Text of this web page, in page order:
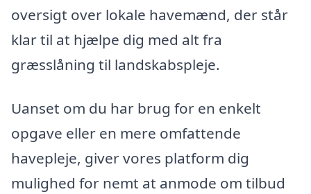
oversigt over lokale havemænd, der står
klar til at hjælpe dig med alt fra
græsslåning til landskabspleje.
Uanset om du har brug for en enkelt
opgave eller en mere omfattende
havepleje, giver vores platform dig
mulighed for nemt at anmode om tilbud